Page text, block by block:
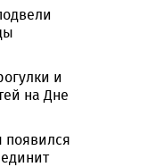
и
на Дне
появился